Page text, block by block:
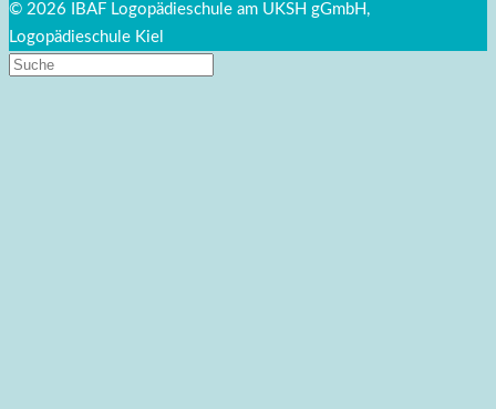
© 2026 IBAF Logopädieschule am UKSH gGmbH,
Logopädieschule Kiel